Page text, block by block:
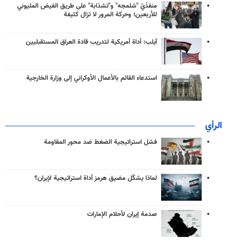
منفذَيّ "شلمجه" و"تشذابة" على طريق الفيض المليوني
للأربعين؛ وحركة المرور لا تزال كثيفة
آيلب: أداة أمريكية لتدريب قادة العراق المستقبليين
استدعاء القائم بالأعمال الأوكراني إلى وزارة الخارجية
الرأي
فشل استراتيجية الضغط ضد محور المقاومة
لماذا يشكّل مضيق هرمز أداة استراتيجية لإيران؟
صدمة إيران لأحلام الإمارات